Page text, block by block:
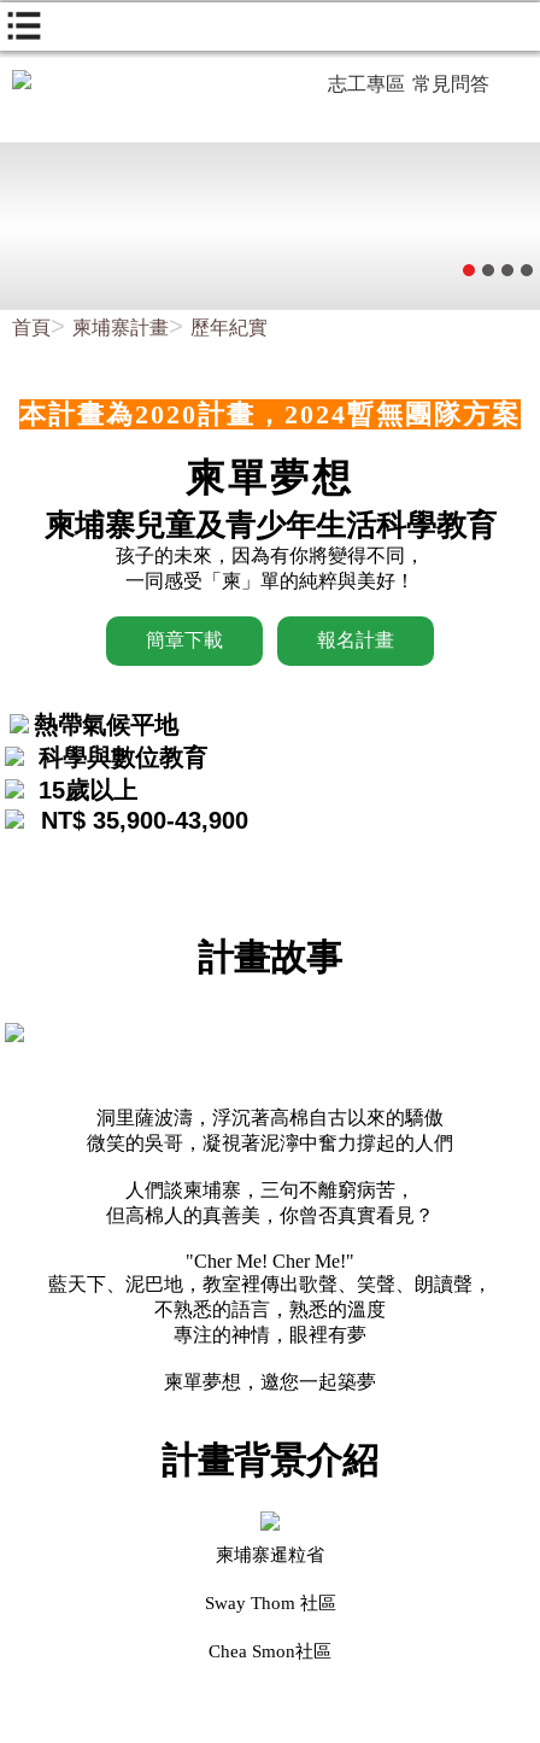
志工專區 常見問答
首頁 柬埔寨計畫 歷年紀實
本計畫為2020計畫，2024暫無團隊方案
柬單夢想
柬埔寨兒童及青少年生活科學教育
孩子的未來，因為有你將變得不同，
一同感受「柬」單的純粹與美好！
簡章下載 報名計畫
熱帶氣候平地
科學與數位教育
15歲以上
NT$ 35,900-43,900
計畫故事
洞里薩波濤，浮沉著高棉自古以來的驕傲
微笑的吳哥，凝視著泥濘中奮力撐起的人們
人們談柬埔寨，三句不離窮病苦，
但高棉人的真善美，你曾否真實看見？
"Cher Me! Cher Me!"
藍天下、泥巴地，教室裡傳出歌聲、笑聲、朗讀聲，
不熟悉的語言，熟悉的溫度
專注的神情，眼裡有夢
柬單夢想，邀您一起築夢
計畫背景介紹
柬埔寨暹粒省
Sway Thom 社區
Chea Smon社區